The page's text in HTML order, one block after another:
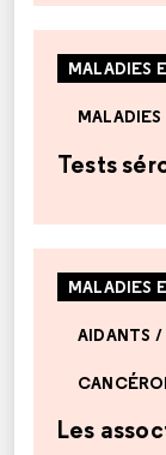
MALADIES
Tests
MALADIES
AIDANTS /
Les